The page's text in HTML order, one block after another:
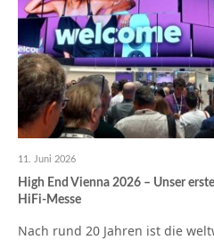
11. Juni 2026
High End Vienna 2026 – Unser
HiFi-Messe
Nach rund 20 Jahren ist die